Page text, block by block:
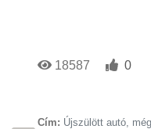
18587
0
Cím: Újszülött autó,